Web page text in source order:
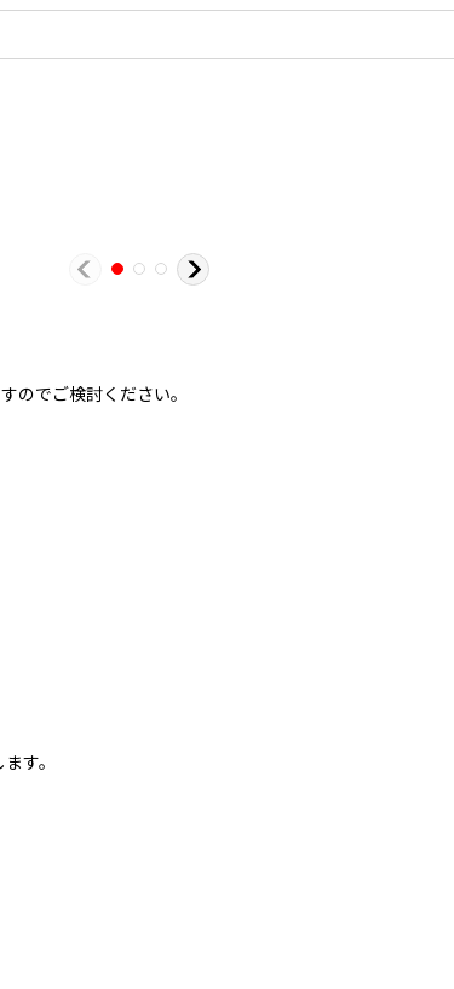
のでご検討ください。
す。